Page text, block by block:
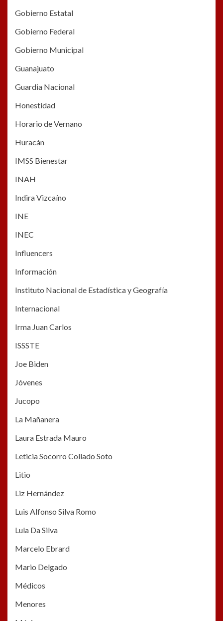
Gobierno Estatal
Gobierno Federal
Gobierno Municipal
Guanajuato
Guardia Nacional
Honestidad
Horario de Vernano
Huracán
IMSS Bienestar
INAH
Indira Vizcaíno
INE
INEC
Influencers
Información
Instituto Nacional de Estadística y Geografía
Internacional
Irma Juan Carlos
ISSSTE
Joe Biden
Jóvenes
Jucopo
La Mañanera
Laura Estrada Mauro
Leticia Socorro Collado Soto
Litio
Liz Hernández
Luis Alfonso Silva Romo
Lula Da Silva
Marcelo Ebrard
Mario Delgado
Médicos
Menores